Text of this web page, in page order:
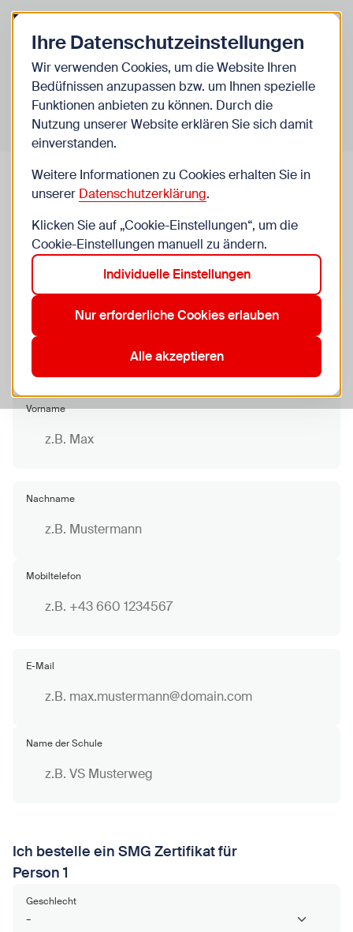
Zurück zur Startseite Zum
Infos für Pädagog*innen
SMG Zertifikat
SMG Zertifikat - Bestellung
Info: Das SMG Zertifikat kann nur durch eine*n Lehrer*in
bestellt werden!
Betreuende Lehrkraft
Geschlecht
Vorname
Nachname
Mobiltelefon
E-Mail
Name der Schule
Ich bestelle ein SMG Zertifikat für
Person 1
Geschlecht
Ihre Datenschutzeinstellungen
Wir verwenden Cookies, um die Website Ihren
Bedüfnissen anzupassen bzw. um Ihnen spezielle
Funktionen anbieten zu können. Durch die
Nutzung unserer Website erklären Sie sich damit
einverstanden.
Weitere Informationen zu Cookies erhalten Sie in
unserer Datenschutzerklärung.
Klicken Sie auf „Cookie-Einstellungen“, um die
Cookie-Einstellungen manuell zu ändern.
Individuelle Einstellungen
Nur erforderliche Cookies erlauben
Alle akzeptieren